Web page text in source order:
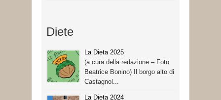
Diete
La Dieta 2025
(a cura della redazione – Foto
Beatrice Bonino) Il borgo alto di
Castagnol...
La Dieta 2024